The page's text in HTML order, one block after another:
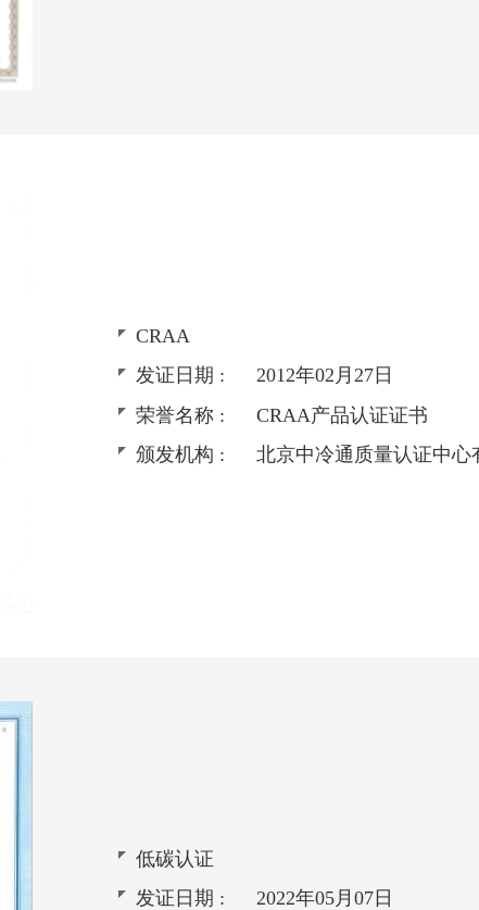
CRAA
发证日期 :
2012年02月27日
荣誉名称 :
CRAA产品认证证书
颁发机构 :
北京中冷通质量认证中心
低碳认证
发证日期 :
2022年05月07日